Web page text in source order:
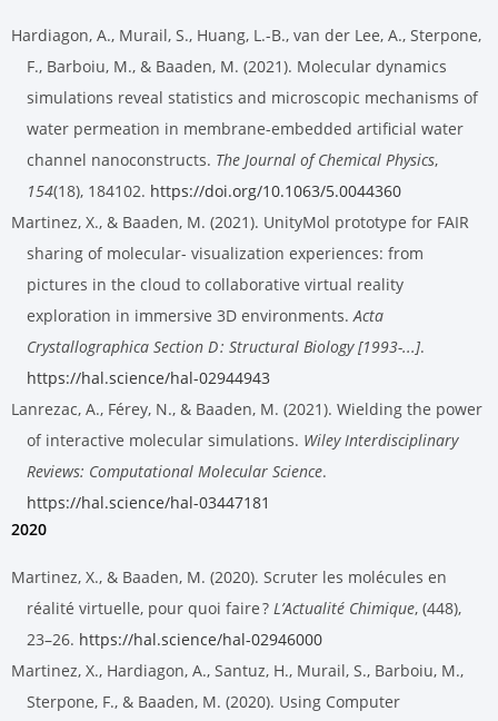
Hardiagon, A., Murail, S., Huang, L.-B., van der Lee, A., Sterpone,
F., Barboiu, M., & Baaden, M. (2021). Molecular dynamics
simulations reveal statistics and microscopic mechanisms of
water permeation in membrane-embedded artificial water
channel nanoconstructs. The Journal of Chemical Physics,
154(18), 184102. https://doi.org/10.1063/5.0044360
Martinez, X., & Baaden, M. (2021). UnityMol prototype for FAIR
sharing of molecular- visualization experiences: from
pictures in the cloud to collaborative virtual reality
exploration in immersive 3D environments.Acta
Crystallographica Section D : Structural Biology [1993-...].
https://hal.science/hal-02944943
Lanrezac, A., Férey, N., & Baaden, M. (2021). Wielding the power
of interactive molecular simulations. Wiley Interdisciplinary
Reviews: Computational Molecular Science.
https://hal.science/hal-03447181
2020
Martinez, X., & Baaden, M. (2020). Scruter les molécules en
réalité virtuelle, pour quoi faire ? L’Actualité Chimique, (448),
23–26. https://hal.science/hal-02946000
Martinez, X., Hardiagon, A., Santuz, H., Murail, S., Barboiu, M.,
Sterpone, F., & Baaden, M. (2020). Using Computer